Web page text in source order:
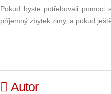
Pokud byste potřebovali pomoci
příjemný zbytek zimy, a pokud
Autor